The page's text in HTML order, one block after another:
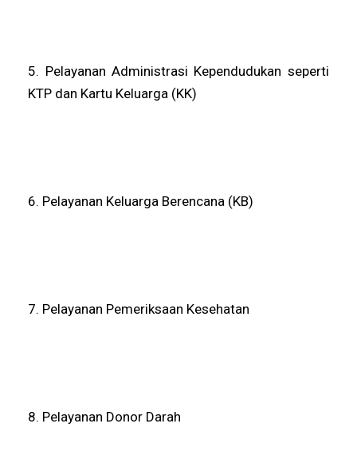
5. Pelayanan Administrasi Kependudukan seperti
KTP dan Kartu Keluarga (KK)
6. Pelayanan Keluarga Berencana (KB)
7. Pelayanan Pemeriksaan Kesehatan
8. Pelayanan Donor Darah